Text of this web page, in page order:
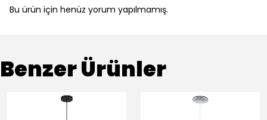
Bu ürün için henüz yorum yapılmamış.
Benzer Ürünler